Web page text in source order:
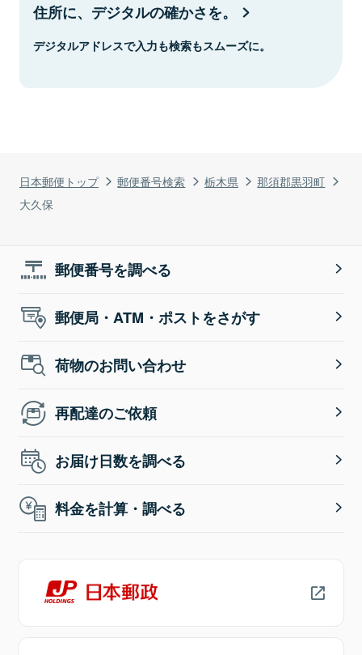
日本郵便トップ 郵便番号検索 栃木県
那須郡黒羽町
大久保
住所に、デジタルの確かさを。
デジタルアドレスで入力も検索もスムーズに。
郵便番号を調べる
郵便局・ATM・ポストをさがす
荷物のお問い合わせ
再配達のご依頼
お届け日数を調べる
料金を計算・調べる